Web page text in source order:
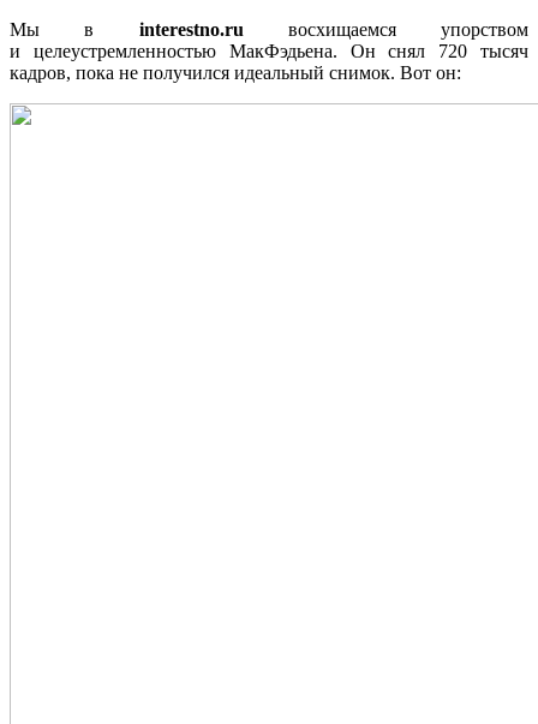
Мы в interestno.ru восхищаемся упорством
и целеустремленностью МакФэдьена. Он снял 720 тысяч
кадров, пока не получился идеальный снимок. Вот он: